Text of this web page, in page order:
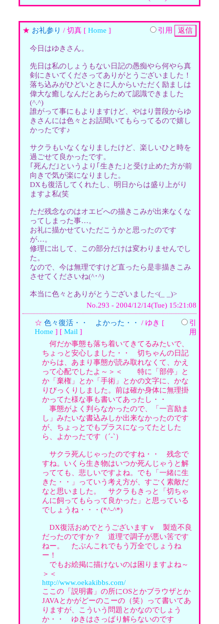
★ お礼参り / 切真 [ Home ] 引用
今日はゆきさん。
先日は私のしょうもない日記の愚痴やら何やら真
剣にきいてくださってありがとうございました！
落ち込みがひどいときに人からいただく励ましは
偉大な癒しなんだとあらためて認識できました
(^.^)
誰がって事にもよりますけど、やはり普段からゆ
きさんには色々とお話聞いてもらってるので嬉し
かったです♪
サクラもいなくなりましたけど、楽しいひと時を
過ごせて良かったです。
｢死んだ｣というより｢生きた｣と受け止めた方が前
向きで気が楽になりました。
DXも復活してくれたし、明日からは盛り上がり
ますよ私(笑
ただ残念なのはオエビへの描きこみが出来なくな
ってしまった事…。
お礼に描かせていただこうかと思ったのです
が…。
修理に出して、この部分だけは変わりませんでし
た。
なので、今は無理ですけど直ったら是非描きこみ
させてくださいね(^･^)
本当に色々とありがとうございました<(_ _)>
No.293 - 2004/12/14(Tue) 15:21:08
☆ 色々復活・・ よかった・・
/ ゆき [
Home ] [ Mail ]
引
用
何だか事態も落ち着いてきてるみたいで、
ちょっと安心しました・・ 切ちゃんの日記
からは、あまり事態が読み取れなくて、かえ
って心配でしたよ～＞＜ 特に「部停」と
か「棄権」とか「手術」とかの文字に、かな
りびっくりしました。前は確か身体に無理掛
かってた様な事も書いてあったし・・
事態がよく判らなかったので、「一言励ま
し」みたいな書込みしか出来なかったのです
が、ちょっとでもプラスになってたとした
ら、よかったです（´-`）
サクラ死んじゃったのですね・・ 残念で
すね。いくら生き物はいつか死んじゃうと解
ってても、悲しいですよね。でも「一緒に生
きた・・」っていう考え方が、すごく素敵だ
なと思いました。 サクラもきっと「切ちゃ
んに飼ってもらって良かった」と思っている
でしょうね・・・(*^-^*)
DX復活おめでとうございますｖ 製造不良
だったのですか？ 道理で調子が悪い筈です
ねー。 たぶんこれでもう万全でしょうね
ー！
でもお絵掲に描けないのは困りますよね～
＞＜
http://www.oekakibbs.com/
ここの「説明書」の所にOSとかブラウザとか
JAVAとかがどーのこーの（笑）って書いてあ
りますが、こういう問題とかなのでしょう
か・・ ゆきはさっぱり解らないのです